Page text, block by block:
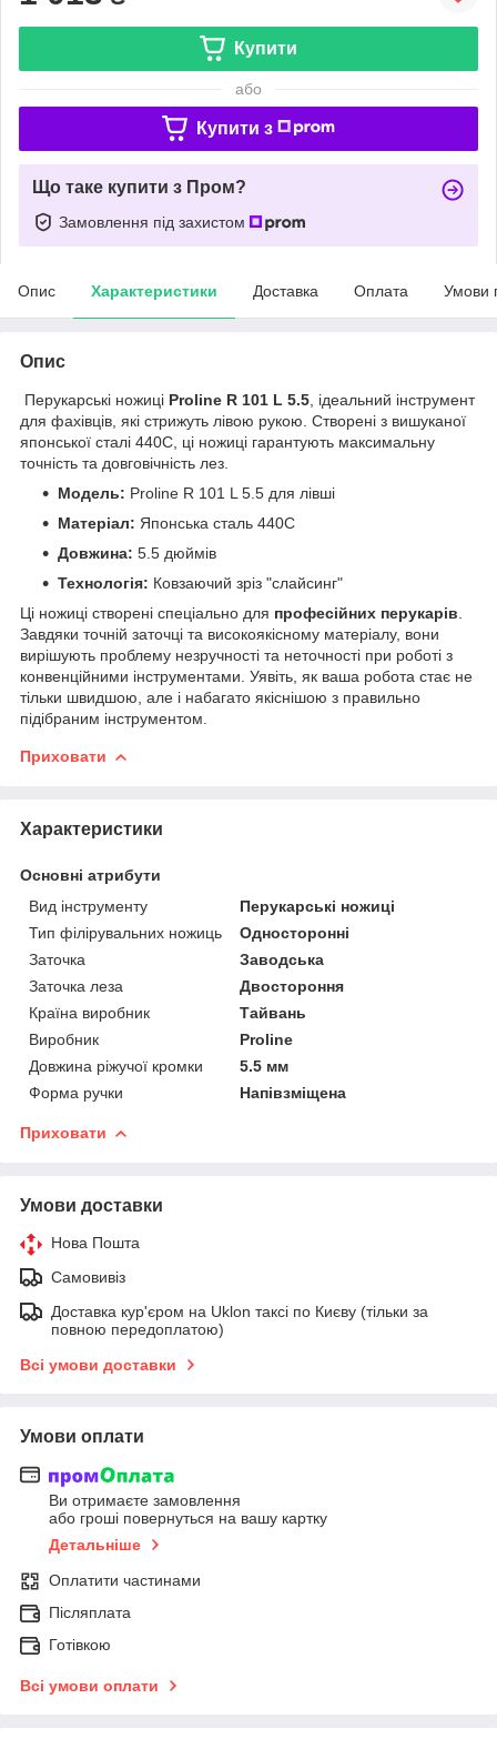
Купити
або
Купити з
Що таке купити з Пром?
Замовлення під захистом
Опис Характеристики Доставка Оплата Умови
Опис
Перукарські ножиці Proline R 101 L 5.5 , ідеальний інструмент
для фахівців, які стрижуть лівою рукою. Створені з вишуканої
японської сталі 440С, ці ножиці гарантують максимальну
точність та довговічність лез.
Модель: Proline R 101 L 5.5 для лівші
Матеріал: Японська сталь 440С
Довжина: 5.5 дюймів
Технологія: Ковзаючий зріз "слайсинг"
Ці ножиці створені спеціально для професійних перукарів
Завдяки точній заточці та високоякісному матеріалу, вони
вирішують проблему незручності та неточності при роботі з
конвенційними інструментами. Уявіть, як ваша робота стає не
тільки швидшою, але і набагато якіснішою з правильно
підібраним інструментом.
Приховати
Характеристики
Основні атрибути
Вид інструменту
Перукарські ножиці
Тип філірувальних ножиць
Односторонні
Заточка
Заводська
Заточка леза
Двостороння
Країна виробник
Тайвань
Виробник
Proline
Довжина ріжучої кромки
5.5 мм
Форма ручки
Напівзміщена
Приховати
Умови доставки
Нова Пошта
Самовивіз
Доставка кур'єром на Uklon таксі по Києву (тільки за
повною передоплатою)
Всі умови доставки
Умови оплати
Ви отримаєте замовлення
або гроші повернуться на вашу картку
Детальніше
Оплатити частинами
Післяплата
Готівкою
Всі умови оплати